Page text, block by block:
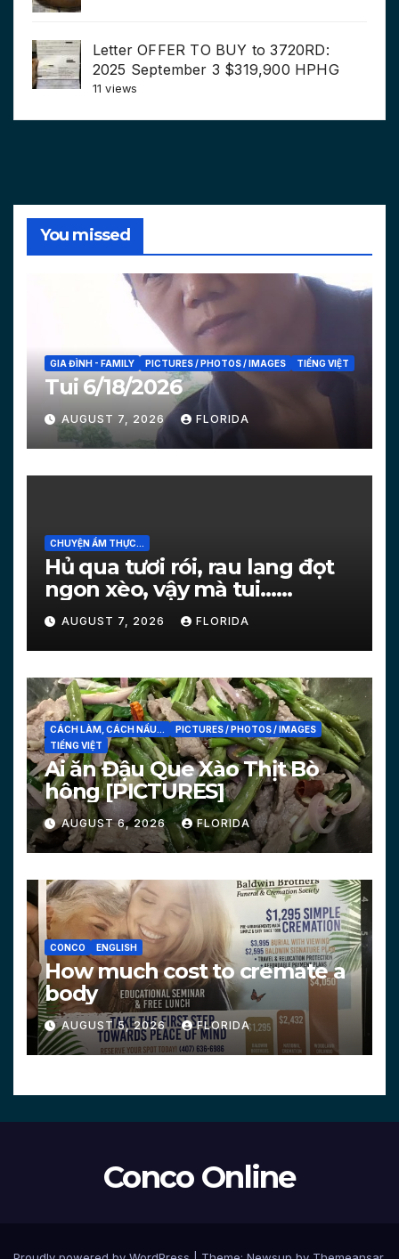
Letter OFFER TO BUY to 3720RD:
2025 September 3 $319,900 HPHG
11 views
You missed
GIA ĐÌNH - FAMILY PICTURES / PHOTOS / IMAGES TIẾNG VIỆT
Tui 6/18/2026
AUGUST 7, 2026 FLORIDA
CHUYỆN ẨM THỰC...
Hủ qua tươi rói, rau lang đọt
ngon xèo, vậy mà tui…
[PICTURES]
AUGUST 7, 2026 FLORIDA
CÁCH LÀM, CÁCH NẤU...
PICTURES / PHOTOS / IMAGES
TIẾNG VIỆT
Ai ăn Đậu Que Xào Thịt Bò
hông [PICTURES]
AUGUST 6, 2026 FLORIDA
CONCO ENGLISH
How much cost to cremate a
body
AUGUST 5, 2026 FLORIDA
Conco Online